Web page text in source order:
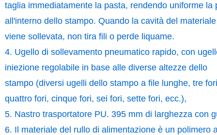
taglia immediatamente la pasta, rendendo uniforme la
all'interno dello stampo. Quando la cavità del materiale
viene sollevata, non tira fili o perde liquame.
4. Ugello di sollevamento pneumatico rapido, con
iniezione regolabile in base alle diverse altezze dello
stampo (diversi ugelli dello stampo a file lunghe, tre
quattro fori, cinque fori, sei fori, sette fori, ecc.),
5. Nastro trasportatore PU. 395 mm di larghezza con
6. Il materiale del rullo di alimentazione è un polimero